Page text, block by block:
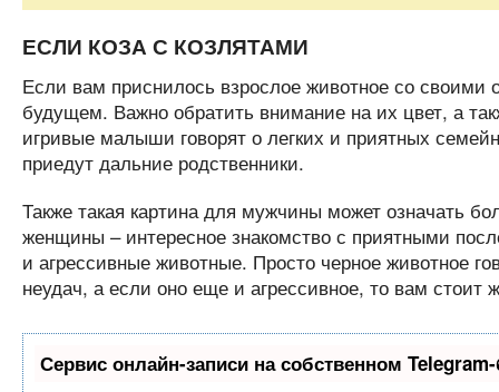
ЕСЛИ КОЗА С КОЗЛЯТАМИ
Если вам приснилось взрослое животное со своими
будущем. Важно обратить внимание на их цвет, а
игривые малыши говорят о легких и приятных
приедут дальние родственники.
Также такая картина для мужчины может означать
женщины – интересное знакомство с приятными
и агрессивные животные. Просто черное животное
неудач, а если оно еще и агрессивное, то вам стоит
Сервис онлайн-записи на собственном